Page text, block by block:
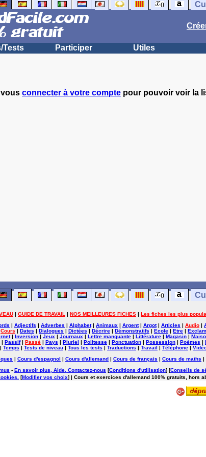
Tests Participer Utiles
vous connecter à votre compte pour pouvoir voir la
| GUIDE DE TRAVAIL | NOS MEILLEURES FICHES | Les fiches les plus
| Adjectifs | Adverbes | Alphabet| Animaux | Argent| Argot| Articles | Audio |
Cours | Dates | Dialogues | Dictées | Décrire | Démonstratifs | Ecole | Etre |
| Inversion | Jeux | Journaux | Lettre manquante | Littérature | Magasin |
| Passif| Passé | Pays | Pluriel | Politesse | Ponctuation | Possession | Poèmes |
| Temps | Tests de niveau | Tous les tests | Traductions | Travail | Téléphone |
| Cours d'espagnol | Cours d'allemand | Cours de français | Cours de maths |
- En savoir plus, Aide, Contactez-nous [Conditions d'utilisation] [Conseils de
[Modifier vos choix] | Cours et exercices d'allemand 100% gratuits, hors